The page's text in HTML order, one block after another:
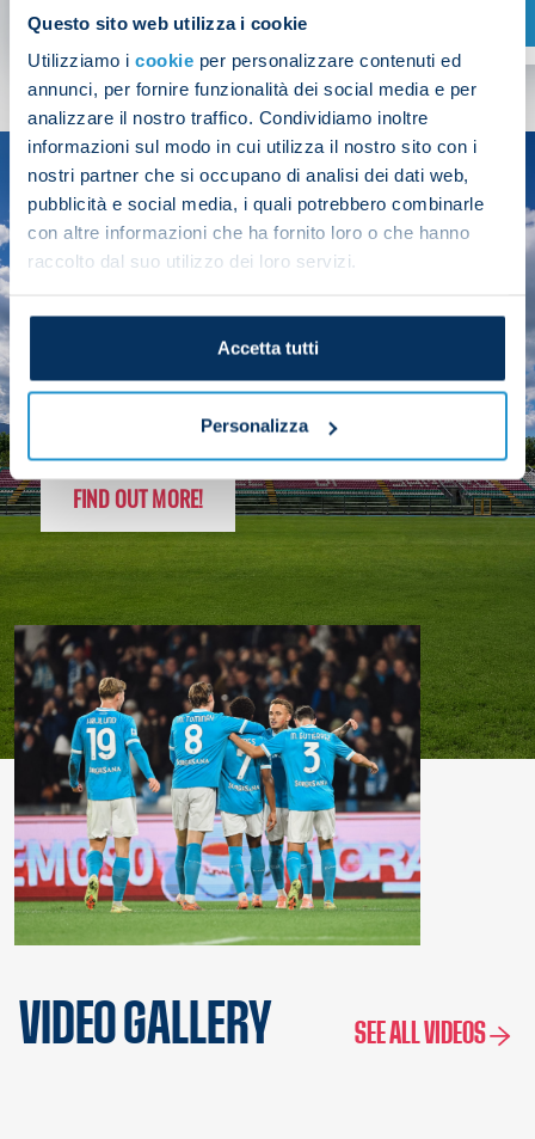
Questo sito web utilizza i cookie
Utilizziamo i cookie per personalizzare contenuti ed
annunci, per fornire funzionalità dei social media e per
analizzare il nostro traffico. Condividiamo inoltre
informazioni sul modo in cui utilizza il nostro sito con i
nostri partner che si occupano di analisi dei dati web,
pubblicità e social media, i quali potrebbero combinarle
con altre informazioni che ha fornito loro o che hanno
raccolto dal suo utilizzo dei loro servizi.
Accetta tutti
Personalizza
SHOP NOW
SEASON
2025/26
FOLLOW THE CHAMPS' JOURNEY
FIND OUT MORE!
VIDEO GALLERY SEE ALL VIDEOS